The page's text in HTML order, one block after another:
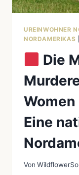
UREINWOHNER
NORDAMERIKAS
Die
Eine
Von